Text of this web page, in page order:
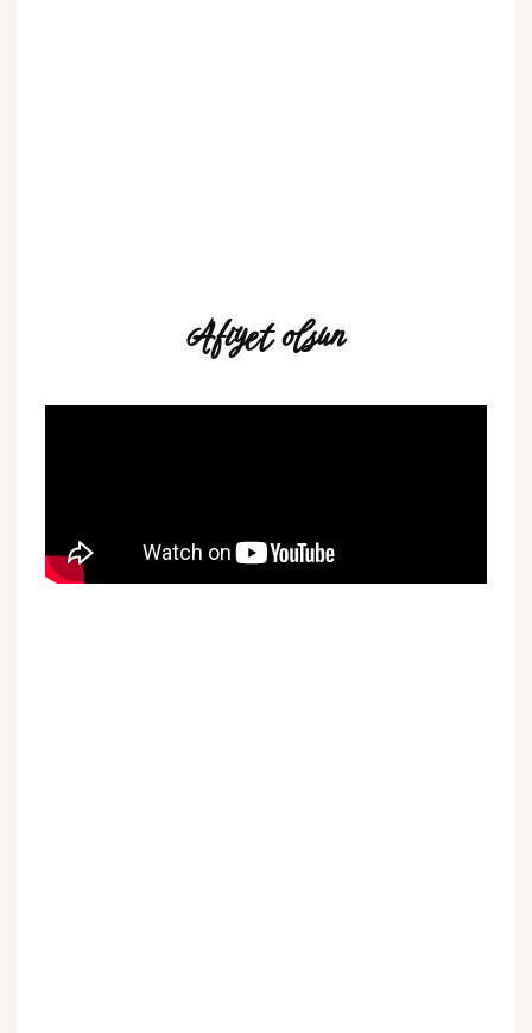
Afiyet olsun